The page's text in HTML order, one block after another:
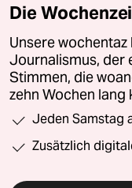
Die
Unsere
Journalismus, der
Stimmen, die
zehn Wochen lang
Jeden Samstag
Zusätzlich